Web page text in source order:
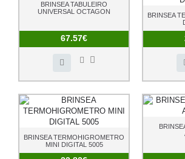
BRINSEA TABULEIRO
UNIVERSAL OCTAGON
67.57€
BRINSEA
BRINSEA TERMOHIGROMETRO
MINI DIGITAL 5005